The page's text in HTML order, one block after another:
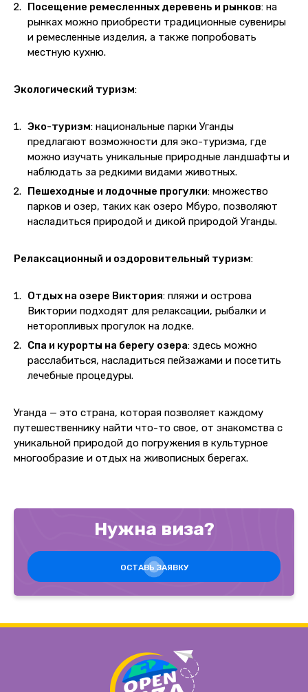
Посещение ремесленных деревень и рынков: на
рынках можно приобрести традиционные сувениры
и ремесленные изделия, а также попробовать
местную кухню.
Экологический туризм:
Эко-туризм: национальные парки Уганды
предлагают возможности для эко-туризма, где
можно изучать уникальные природные ландшафты и
наблюдать за редкими видами животных.
Пешеходные и лодочные прогулки: множество
парков и озер, таких как озеро Мбуро, позволяют
насладиться природой и дикой природой Уганды.
Релаксационный и оздоровительный туризм:
Отдых на озере Виктория: пляжи и острова
Виктории подходят для релаксации, рыбалки и
неторопливых прогулок на лодке.
Спа и курорты на берегу озера: здесь можно
расслабиться, насладиться пейзажами и посетить
лечебные процедуры.
Уганда — это страна, которая позволяет каждому
путешественнику найти что-то свое, от знакомства с
уникальной природой до погружения в культурное
многообразие и отдых на живописных берегах.
Нужна виза?
ОСТАВЬ ЗАЯВКУ